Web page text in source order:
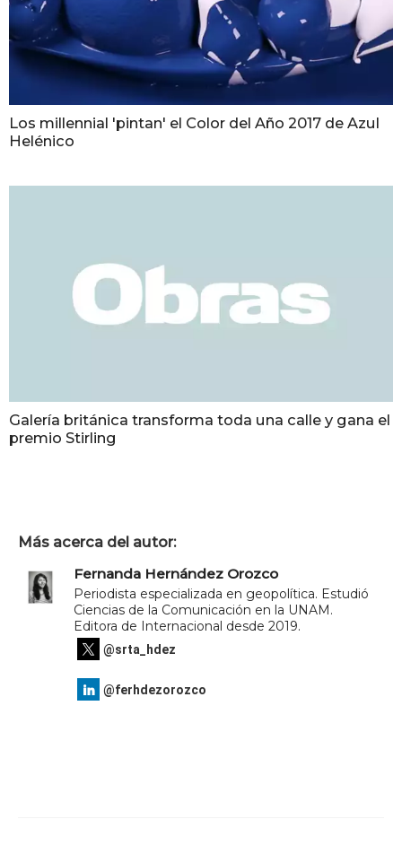
Los millennial 'pintan' el Color del Año 2017 de Azul
Helénico
Galería británica transforma toda una calle y gana el
premio Stirling
Más acerca del autor:
Fernanda Hernández Orozco
Periodista especializada en geopolítica. Estudió
Ciencias de la Comunicación en la UNAM.
Editora de Internacional desde 2019.
@srta_hdez
@ferhdezorozco